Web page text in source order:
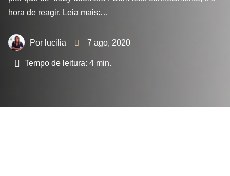
hora de reagir. Leia mais:…
lucilia 7 ago, 2020
Tempo de leitura: 4 min.